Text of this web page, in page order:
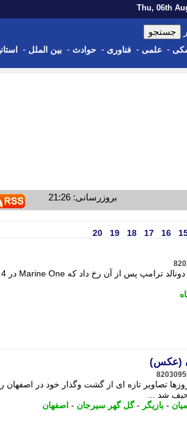
- علمی - فناوری - حوادث - بین الملل -
بروزرسانی: 21:26
16
17
18
19
20
لحظه وقوع حادثه امنیتی برای بالگرد ترامپ حادثه امنیتی برای بالگرد دونالد ترامپ پس از آن رخ داد که Marine One در 4
(عکس)
تصاویر تازه ای از گشت وگذار خود در اصفهان
- بازیگر -گل گهر سیرجان - اصفهان